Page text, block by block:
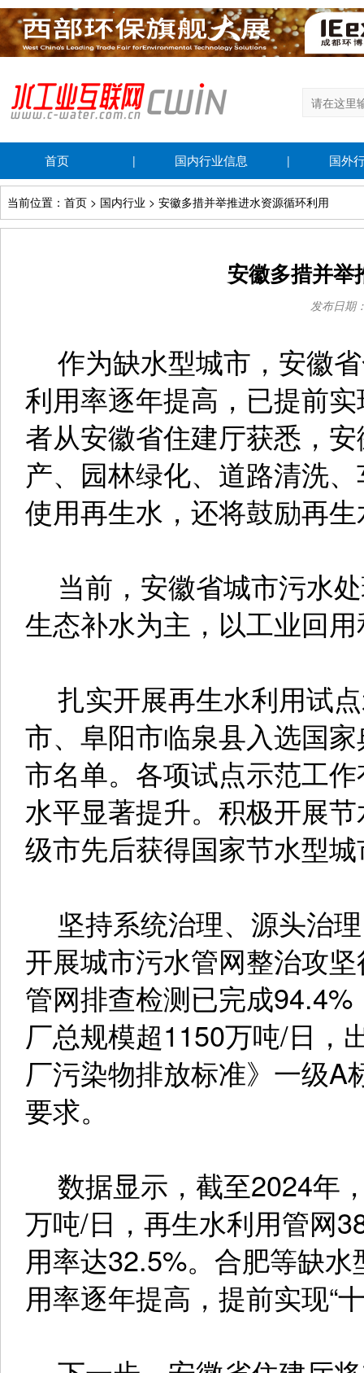
首页 | 国内行业信息 | 国外
当前位置：首页 > 国内行业 > 安徽多措并举推进水资源循环利用
安徽多措并举
发布日期
作为缺水型城市，安徽
利用率逐年提高，已提前
者从安徽省住建厅获悉，
产、园林绿化、道路清洗
使用再生水，还将鼓励再
当前，安徽省城市污水
生态补水为主，以工业回
扎实开展再生水利用试
市、阜阳市临泉县入选国
市名单。各项试点示范工
水平显著提升。积极开展
级市先后获得国家节水型
坚持系统治理、源头治
开展城市污水管网整治攻
管网排查检测已完成
厂总规模超1150万吨/日，
厂污染物排放标准》一级A
要求。
数据显示，截至2024年
万吨/日，再生水利用管网
用率达32.5%。合肥等缺
用率逐年提高，提前实现“